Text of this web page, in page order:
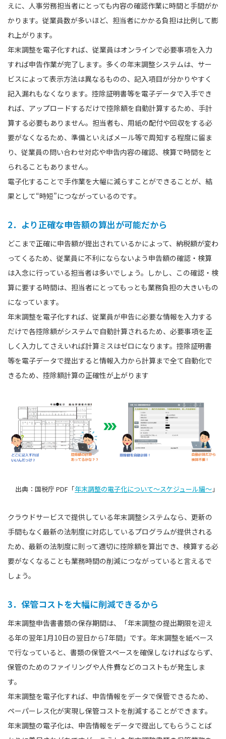
えに、人事労務担当者にとっても内容の確認作業に時間と手間がか
かります。従業員数が多いほど、担当者にかかる負担は比例して膨
れ上がります。
年末調整を電子化すれば、従業員はオンラインで必要事項を入力
すれば申告作業が完了します。多くの年末調整システムは、サー
ビスによって表示方法は異なるものの、記入項目が分かりやすく
記入漏れもなくなります。控除証明書等を電子データで入手でき
れば、アップロードするだけで控除額を自動計算するため、手計
算する必要もありません。担当者も、用紙の配付や回収をする必
要がなくなるため、準備といえばメール等で周知する程度に留ま
り、従業員の問い合わせ対応や申告内容の確認、検算で時間をと
られることもありません。
電子化することで手作業を大幅に減らすことができることが、結
果として“時短”につながっているのです。
2．より正確な申告額の算出が可能だから
どこまで正確に申告額が提出されているかによって、納税額が変わ
ってくるため、従業員に不利にならないよう申告額の確認・検算
は入念に行っている担当者は多いでしょう。しかし、この確認・検
算に要する時間は、担当者にとってもっとも業務負担の大きいもの
になっています。
年末調整を電子化すれば、従業員が申告に必要な情報を入力する
だけで各控除額がシステムで自動計算されるため、必要事項を正
しく入力してさえいれば計算ミスはゼロになります。控除証明書
等を電子データで提出すると情報入力から計算まで全て自動化で
きるため、控除額計算の正確性が上がります
出典：国税庁 PDF「年末調整の電子化について～スケジュール編～ 」
クラウドサービスで提供している年末調整システムなら、更新の
手間もなく最新の法制度に対応しているプログラムが提供される
ため、最新の法制度に則って適切に控除額を算出でき、検算する必
要がなくなることも業務時間の削減につながっていると言えるで
しょう。
3．保管コストを大幅に削減できるから
年末調整申告書書類の保存期間は、「年末調整の提出期限を迎え
る年の翌年1月10日の翌日から7年間」です。年末調整を紙ベース
で行なっていると、書類の保管スペースを確保しなければならず、
保管のためのファイリングや人件費などのコストもが発生しま
す。
年末調整を電子化すれば、申告情報をデータで保管できるため、
ペーパーレス化が実現し保管コストを削減することができます。
年末調整の電子化は、申告情報をデータで提出してもらうことば